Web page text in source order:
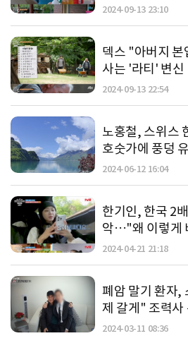
2024-09-13 23:10
덱스 "아버지
사는 '라티' 변신
2024-09-13 22:54
노홍철, 스위스
호숫가에 풍덩
2024-06-12 16:04
한기인, 한국 2
악…"왜 이렇게
2024-04-21 21:18
폐암 말기 환자,
제 갈게" 조력사
2024-03-11 08:36